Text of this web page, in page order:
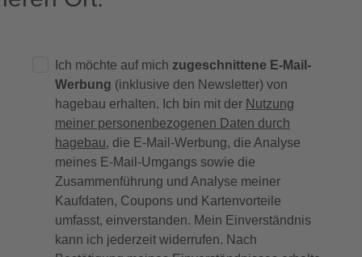
Ich möchte auf mich zugeschnittene E-Mail-
Werbung (inklusive den Newsletter) von
hagebau erhalten. Ich bin mit der Nutzung
meiner personenbezogenen Daten durch
hagebau, die E-Mail-Werbung, die Analyse
meines E-Mail-Umgangs sowie die
Zusammenführung und Analyse meiner
Kaufdaten, Coupons und Kartenvorteile
umfasst, einverstanden. Mein Einverständnis
kann ich jederzeit widerrufen. Nach